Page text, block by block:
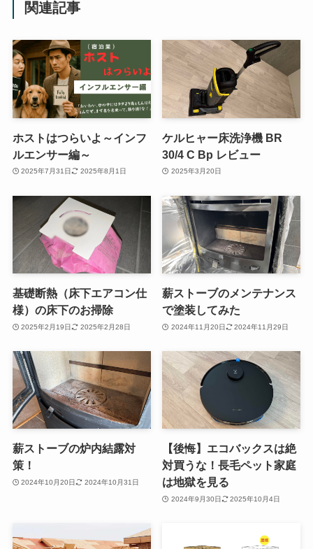
関連記事
ホストはつらいよ～インフ
ルエンサー編～
2025年7月31日 2025年8月1日
ケルヒャー床洗浄機 BR
30/4 C Bp レビュー
2025年3月20日
基礎断熱（床下エアコン仕
様）の床下のお掃除
2025年2月19日 2025年2月28日
薪ストーブのメンテナンス
で塗装してみた
2024年11月20日 2024年11月29日
薪ストーブの炉内結露対
策！
2024年10月20日 2024年10月31日
【後悔】エコバックスは絶
対買うな！長毛ペット家庭
は地獄を見る
2024年9月30日 2025年10月4日